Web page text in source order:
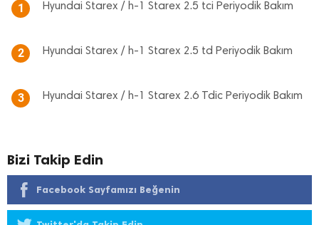
1 Hyundai Starex / h-1 Starex 2.5 tci Periyodik Bakım
2 Hyundai Starex / h-1 Starex 2.5 td Periyodik Bakım
3 Hyundai Starex / h-1 Starex 2.6 Tdic Periyodik Bakım
Bizi Takip Edin
Facebook Sayfamızı Beğenin